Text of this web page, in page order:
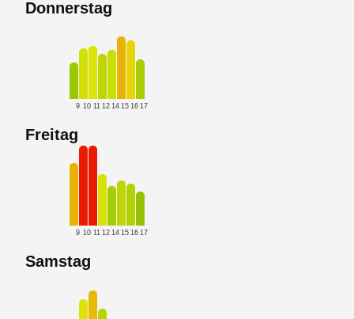
Donnerstag
9 10 11 12 14 15 16 17
Freitag
9 10 11 12 14 15 16 17
Samstag